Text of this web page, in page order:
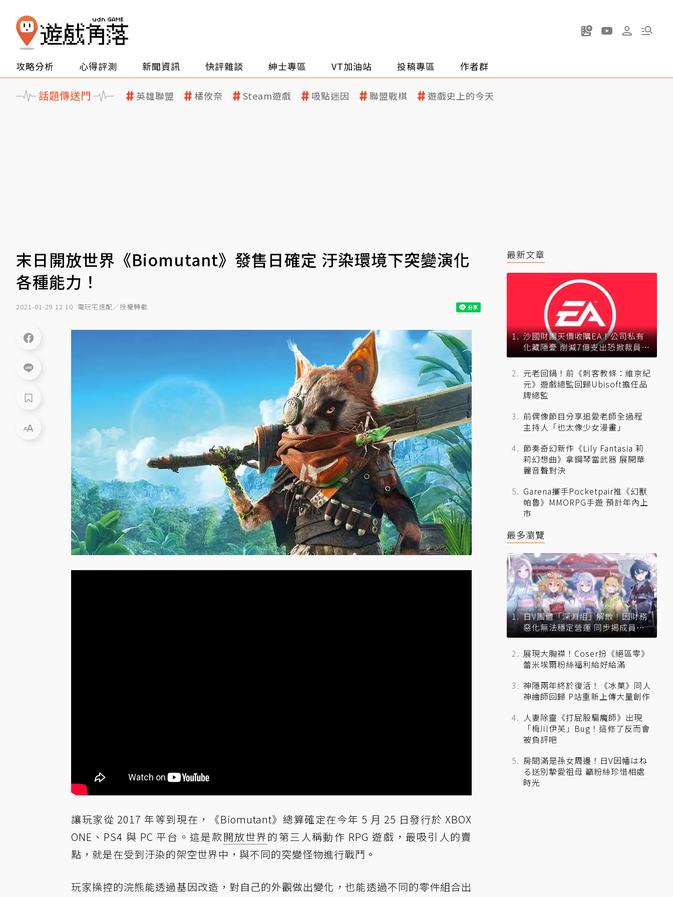
攻略分析 心得評測 新聞資訊 快評雜談 紳士專區 VT加油站 投稿專區 作者群
話題傳送門 英雄聯盟 橘攸奈 Steam遊戲 吸點迷因 聯盟戰棋 遊戲史上的今天
末日開放世界《Biomutant》發售日確定 汙染環境下突變演化
各種能力！
2021-01-29 12:10 電玩宅速配／授權轉載
讓玩家從 2017 年等到現在，《Biomutant》總算確定在今年 5 月 25 日發行於 XBOX
ONE、PS4 與 PC 平台。這是款開放世界的第三人稱動作 RPG 遊戲，最吸引人的賣
點，就是在受到汙染的架空世界中，與不同的突變怪物進行戰鬥。
玩家操控的浣熊能透過基因改造，對自己的外觀做出變化，也能透過不同的零件組合出
最新文章
沙國財團天價收購EA！公司私有
化藏隱憂 削減7億支出恐掀裁員風
暴？
元老回鍋！前《刺客教條：維京紀
元》遊戲總監回歸Ubisoft擔任品
牌總監
前偶像節目分享追愛老師全過程
主持人「也太像少女漫畫」
節奏奇幻新作《Lily Fantasia 莉
莉幻想曲》拿鋼琴當武器 展開華
麗音聲對決
Garena攜手Pocketpair推《幻獸
帕魯》MMORPG手遊 預計年內上
市
最多瀏覽
日V團體「深淵組」解散！因財務
惡化無法穩定營運 同步揭成員未
來去向
展現大胸襟！Coser扮《絕區零》
蕾米埃爾粉絲福利給好給滿
神隱兩年終於復活！《冰菓》同人
神繪師回歸 P站重新上傳大量創作
人妻除靈《打屁股驅魔師》出現
「梅川伊芙」Bug！這修了反而會
被負評吧
房間滿是孫女周邊！日V因幡はね
る送別摯愛祖母 籲粉絲珍惜相處
時光